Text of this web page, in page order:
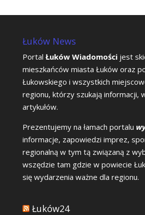
Łuków News
Portal Łuków Wiadomościjest
mieszkańców miasta Łuków oraz
Łukowskiego i wszystkich
regionu, którzy szukają informacji,
artykułów.
Prezentujemy na łamach portalu
informacje, zapowiedzi imprez,
regionalną w tym tą związaną z
wszędzie tam gdzie w powiecie
się wydarzenia ważne dla regionu.
Łuków24